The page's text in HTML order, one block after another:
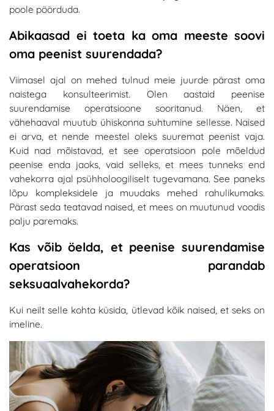
poole pöörduda.
Abikaasad ei toeta ka oma meeste soovi
oma peenist suurendada?
Viimasel ajal on mehed tulnud meie juurde pärast oma
naistega konsulteerimist. Olen aastaid peenise
suurendamise operatsioone sooritanud. Näen, et
vähehaaval muutub ühiskonna suhtumine sellesse. Naised
ei arva, et nende meestel oleks suuremat peenist vaja.
Kuid nad mõistavad, et see operatsioon pole mõeldud
peenise enda jaoks, vaid selleks, et mees tunneks end
vahekorra ajal psühholoogiliselt tugevamana. See paneks
lõpu kompleksidele ja muudaks mehed rahulikumaks.
Pärast seda teatavad naised, et mees on muutunud voodis
palju paremaks.
Kas võib öelda, et peenise suurendamise
operatsioon parandab
seksuaalvahekorda?
Kui neilt selle kohta küsida, ütlevad kõik naised, et seks on
imeline.